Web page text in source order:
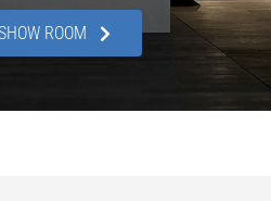
ROOM